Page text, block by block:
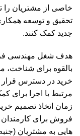
خاصی از مشتریان را
تحقیق و توسعه
جدید کمک کنند.
هدف شغل مهندسی
بالقوه برای شناخت،
خرید در دسترس
مرتبط با اجرا برای
زمان اتخاذ تصمیم
فروش برای
هایی به مشتریان